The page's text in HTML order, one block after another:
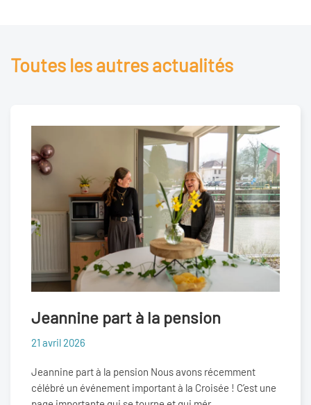
Toutes les autres actualités
Jeannine part à la pension
21 avril 2026
Jeannine part à la pension Nous avons récemment
célébré un événement important à la Croisée ! C’est une